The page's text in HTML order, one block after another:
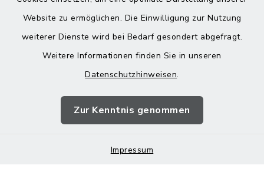
Website zu ermöglichen. Die Einwilligung zur Nutzung
weiterer Dienste wird bei Bedarf gesondert abgefragt.
Weitere Informationen finden Sie in unseren
Datenschutzhinweisen.
Zur Kenntnis genommen
Impressum
Barrierefreiheit
Impressum
Sitemap